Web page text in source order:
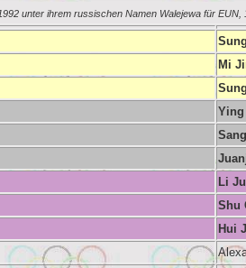
unter ihrem russischen Namen Walejewa für
Mi
Ying
Sang
Li Ju
Shu
Hui